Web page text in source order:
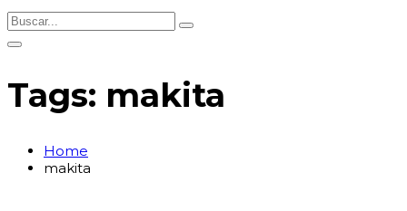
Tags: makita
Home
makita